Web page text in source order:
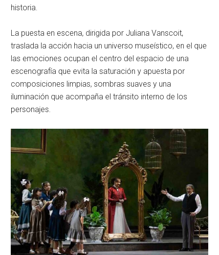
historia.
La puesta en escena, dirigida por Juliana Vanscoit,
traslada la acción hacia un universo museístico, en el que
las emociones ocupan el centro del espacio de una
escenografía que evita la saturación y apuesta por
composiciones limpias, sombras suaves y una
iluminación que acompaña el tránsito interno de los
personajes.